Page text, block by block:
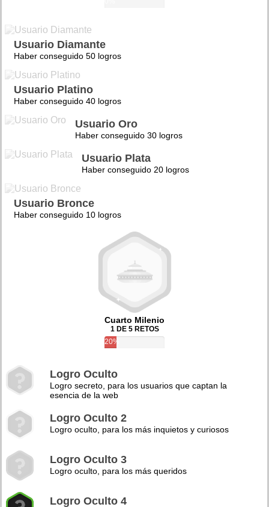
Usuario Diamante
Haber conseguido 50 logros
Usuario Platino
Haber conseguido 40 logros
Usuario Oro
Haber conseguido 30 logros
Usuario Plata
Haber conseguido 20 logros
Usuario Bronce
Haber conseguido 10 logros
Cuarto Milenio
1 DE 5 RETOS
20%
Logro Oculto
Logro secreto, para los usuarios que captan la
esencia de la web
Logro Oculto 2
Logro oculto, para los más inquietos y curiosos
Logro Oculto 3
Logro oculto, para los más queridos
Logro Oculto 4